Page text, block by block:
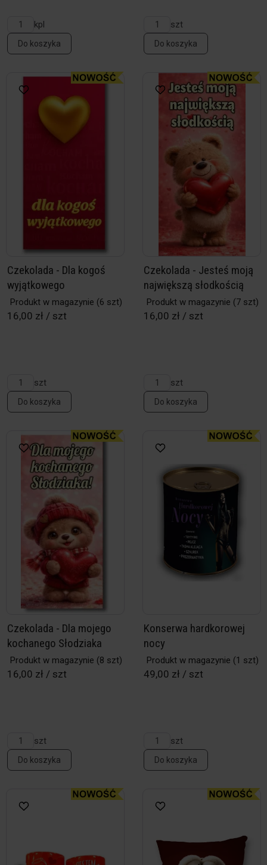
kpl
Do koszyka
szt
Do koszyka
Czekolada - Dla kogoś
wyjątkowego
Produkt w magazynie (6 szt)
16,00 zł / szt
szt
Do koszyka
Czekolada - Jesteś moją
największą słodkością
Produkt w magazynie (7 szt)
16,00 zł / szt
szt
Do koszyka
Czekolada - Dla mojego
kochanego Słodziaka
Produkt w magazynie (8 szt)
16,00 zł / szt
szt
Do koszyka
Konserwa hardkorowej
nocy
Produkt w magazynie (1 szt)
49,00 zł / szt
szt
Do koszyka